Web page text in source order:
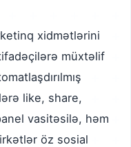
xidmətlərini
müxtəlif
like, share,
vasitəsilə, həm
öz sosial